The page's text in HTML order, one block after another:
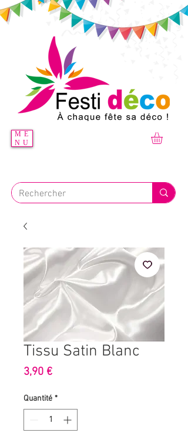
ME
NU
Tissu Satin Blanc
3,90 €Prix
Quantité *